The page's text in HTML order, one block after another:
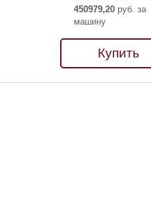
450979,20 руб. за
машину
Купить